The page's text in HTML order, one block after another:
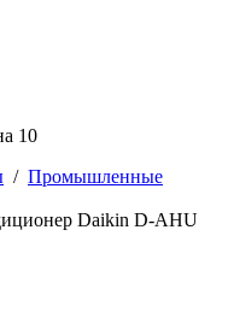
10
/ Промышленные
Daikin D-AHU